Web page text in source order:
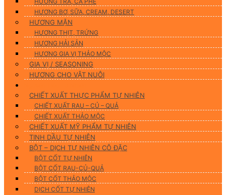
HƯƠNG BƠ, SỮA, CREAM, DESERT
HƯƠNG MẶN
HƯƠNG THỊT, TRỨNG
HƯƠNG HẢI SẢN
HƯƠNG GIA VỊ THẢO MỘC
GIA VỊ / SEASONING
HƯƠNG CHO VẬT NUÔI
CHIẾT XUẤT THỰC PHẨM TỰ NHIÊN
CHIẾT XUẤT RAU – CỦ – QUẢ
CHIẾT XUẤT THẢO MỘC
CHIẾT XUẤT MỸ PHẨM TỰ NHIÊN
TINH DẦU TỰ NHIÊN
BỘT – DỊCH TỰ NHIÊN CÔ ĐẶC
BỘT CỐT TỰ NHIÊN
BỘT CỐT RAU-CỦ-QUẢ
BỘT CỐT THẢO MỘC
DỊCH CỐT TỰ NHIÊN